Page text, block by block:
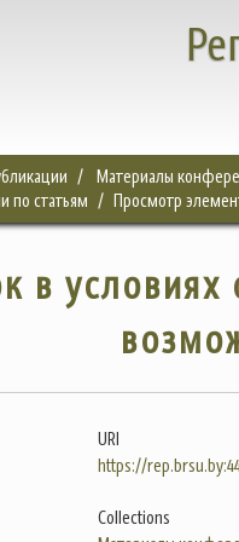
Материалы
по статьям
Просмотр
в
URI
https://
Collections